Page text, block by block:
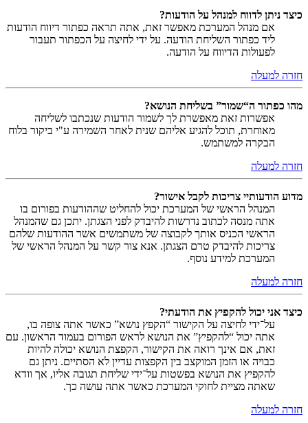
כיצד ניתן לדווח למנהל על הודעות?
אם מנהל המערכת מאפשר זאת, אתה תראה כפתור דיווח הודעות
ליד כפתור השליחת הודעה. על ידי לחיצה על הכפתור תעבור
לפעולות הדיווח על הודעה.
חזרה למעלה
מהו כפתור ה“שמור” בשליחת הנושא?
אפשרות זאת מאפשרת לך לשמור הודעות שנכתבו לשליחה
מאוחרת, תוכל להגיע אליהם שנית לאחר השמירה ע"י ביקור בלוח
הבקרה למשתמש.
חזרה למעלה
מדוע הודעותיי צריכות לקבל אישור?
המנהל הראשי של המערכת יכול להחליט שההודעות בפורום בו
אתה מנסה לכתוב נדרשות להיבדק לפני הצגתן. יתכן גם שהמנהל
הראשי הכניס אותך לקבוצה של משתמשים אשר ההודעות שלהם
צריכות להיבדק טרם הצגתן. אנא צור קשר על המנהל הראשי של
המערכת למידע נוסף.
חזרה למעלה
כיצד אני יכול להקפיץ את הודעתי?
על־ידי לחיצה על הקישור “הקפץ נושא” כאשר אתה צופה בו,
אתה יכול “להקפיץ” את הנושא לראש הפורום בעמוד הראשון. עם
זאת, אם אינך רואה את הקישור, הקפצת הנושא יכולה להיות
כבויה או הזמן המוקצב בין הקפצות עדיין לא הסתיים. ניתן גם
להקפיץ את הנושא בפשטות על־ידי שליחת תגובה אליו, אך וודא
שאתה מציית לחוקי המערכת כאשר אתה עושה כך.
חזרה למעלה